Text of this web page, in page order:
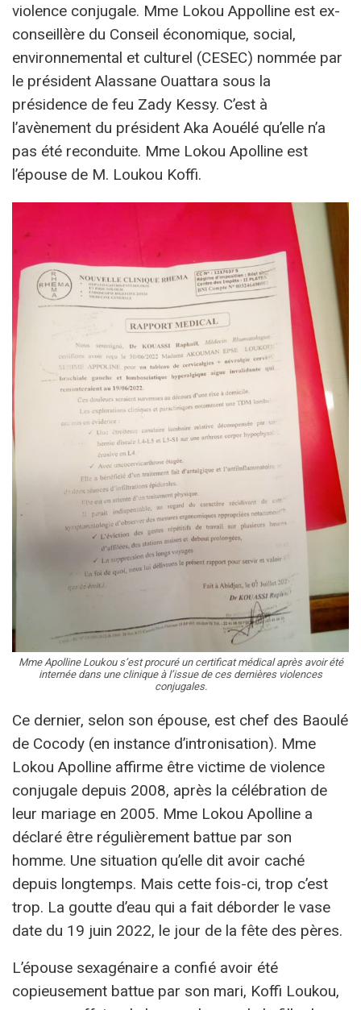
violence conjugale. Mme Lokou Appolline est ex-
conseillère du Conseil économique, social,
environnemental et culturel (CESEC) nommée par
le président Alassane Ouattara sous la
présidence de feu Zady Kessy. C’est à
l’avènement du président Aka Aouélé qu’elle n’a
pas été reconduite. Mme Lokou Apolline est
l’épouse de M. Loukou Koffi.
Mme Apolline Loukou s’est procuré un certificat médical après avoir été
internée dans une clinique à l’issue de ces dernières violences
conjugales.
Ce dernier, selon son épouse, est chef des Baoulé
de Cocody (en instance d’intronisation). Mme
Lokou Apolline affirme être victime de violence
conjugale depuis 2008, après la célébration de
leur mariage en 2005. Mme Lokou Apolline a
déclaré être régulièrement battue par son
homme. Une situation qu’elle dit avoir caché
depuis longtemps. Mais cette fois-ci, trop c’est
trop. La goutte d’eau qui a fait déborder le vase
date du 19 juin 2022, le jour de la fête des pères.
L’épouse sexagénaire a confié avoir été
copieusement battue par son mari, Koffi Loukou,